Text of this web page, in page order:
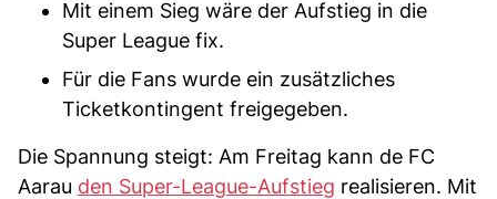
Mit einem Sieg wäre der Aufstieg in die
Super League fix.
Für die Fans wurde ein zusätzliches
Ticketkontingent freigegeben.
Die Spannung steigt: Am Freitag kann de FC
Aarau den Super-League-Aufstieg realisieren. Mit